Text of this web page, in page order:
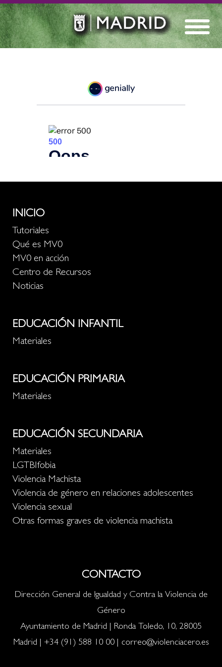
INICIO
Tutoriales
Qué es MV0
MV0 en acción
Centro de Recursos
Noticias
EDUCACIÓN INFANTIL
Materiales
EDUCACIÓN PRIMARIA
Materiales
EDUCACIÓN SECUNDARIA
Materiales
LGTBIfobia
Violencia Machista
Violencia de género en relaciones adolescentes
Violencia sexual
Otras formas graves de violencia machista
CONTACTO
Dirección General de Igualdad y Contra la Violencia de
Género
Ayuntamiento de Madrid | Ronda Toledo, 10, 28005
Madrid | +34 (91) 588 10 00| correo@violenciacero.es